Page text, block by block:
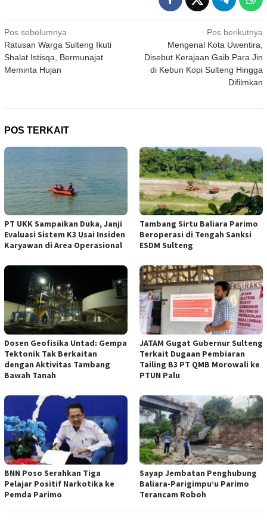
Navigasi
pos
Pos sebelumnya
Ratusan Warga Sulteng Ikuti
Shalat Istisqa, Bermunajat
Meminta Hujan
Pos berikutnya
Mengenal Kota Uwentira,
Disebut Kerajaan Gaib Para Jin
di Kebun Kopi Sulteng Hingga
Difilmkan
POS TERKAIT
PT UKK Sampaikan Duka, Janji
Evaluasi Sistem K3 Usai Insiden
Karyawan di Area Operasional
Tambang Sirtu Baliara Parimo
Beroperasi di Tengah Sanksi
ESDM Sulteng
Dosen Geofisika Untad: Gempa
Tektonik Tak Berkaitan
dengan Aktivitas Tambang
Bawah Tanah
JATAM Gugat Gubernur Sulteng
Terkait Dugaan Pembiaran
Tailing B3 PT QMB Morowali ke
PTUN Palu
BNN Poso Serahkan Tiga
Pelajar Positif Narkotika ke
Pemda Parimo
Sayap Jembatan Penghubung
Baliara-Parigimpu’u Parimo
Terancam Roboh